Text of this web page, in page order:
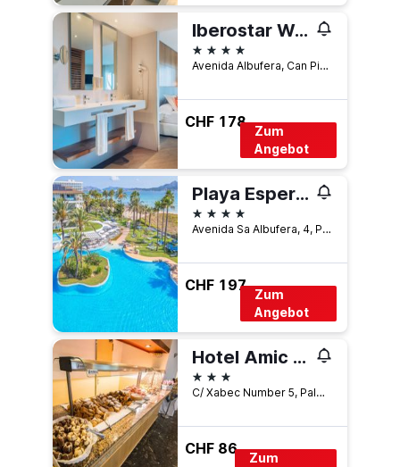
Iberostar Waves Playa de Muro
4 Sterne
Avenida Albufera, Can Picafort, Mallorca, Spanien
CHF 178
Zum
Angebot
Playa Esperanza Resort
4 Sterne
Avenida Sa Albufera, 4, Platges de Muro, Spanien
CHF 197
Zum
Angebot
Hotel Amic Gala
3 Sterne
C/ Xabec Number 5, Palma de Mallorca, Mallorca, Spanien
CHF 86
Zum